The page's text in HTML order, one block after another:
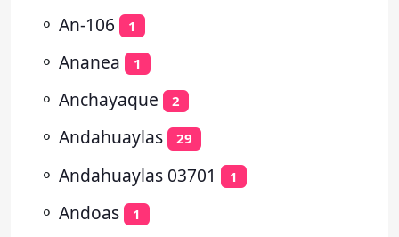
⚬ An-106 1
⚬ Ananea 1
⚬ Anchayaque 2
⚬ Andahuaylas 29
⚬ Andahuaylas 03701 1
⚬ Andoas 1